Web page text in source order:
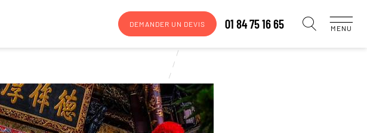
DEMANDER UN DEVIS 01 84 75 16 65 MENU